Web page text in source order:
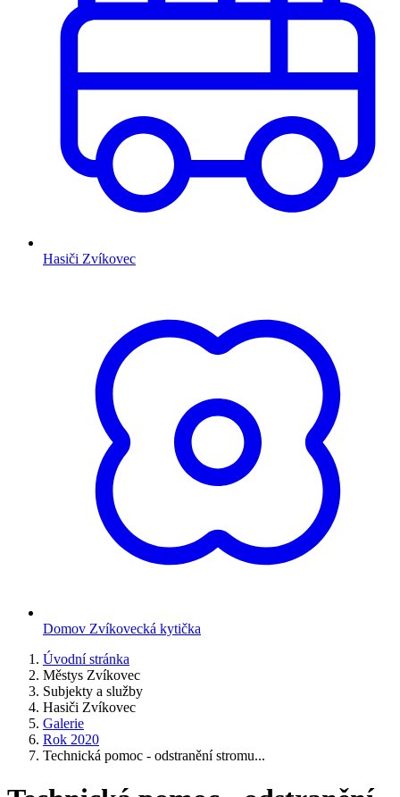
Hasiči Zvíkovec
Domov Zvíkovecká kytička
Úvodní stránka
Městys Zvíkovec
Subjekty a služby
Hasiči Zvíkovec
Galerie
Rok 2020
Technická pomoc - odstranění stromu...